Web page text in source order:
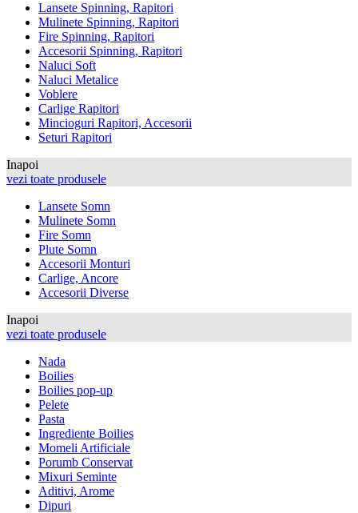
Lansete Spinning, Rapitori
Mulinete Spinning, Rapitori
Fire Spinning, Rapitori
Accesorii Spinning, Rapitori
Naluci Soft
Naluci Metalice
Voblere
Carlige Rapitori
Mincioguri Rapitori, Accesorii
Seturi Rapitori
Inapoi
vezi toate produsele
Lansete Somn
Mulinete Somn
Fire Somn
Plute Somn
Accesorii Monturi
Carlige, Ancore
Accesorii Diverse
Inapoi
vezi toate produsele
Nada
Boilies
Boilies pop-up
Pelete
Pasta
Ingrediente Boilies
Momeli Artificiale
Porumb Conservat
Mixuri Seminte
Aditivi, Arome
Dipuri